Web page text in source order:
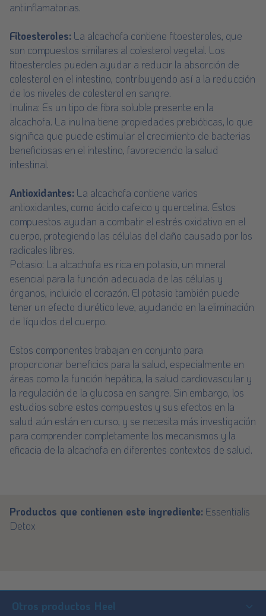
antiinflamatorias.
Fitoesteroles: La alcachofa contiene fitoesteroles, que
son compuestos similares al colesterol vegetal. Los
fitoesteroles pueden ayudar a reducir la absorción de
colesterol en el intestino, contribuyendo así a la reducción
de los niveles de colesterol en sangre.
Inulina: Es un tipo de fibra soluble presente en la
alcachofa. La inulina tiene propiedades prebióticas, lo que
significa que puede estimular el crecimiento de bacterias
beneficiosas en el intestino, favoreciendo la salud
intestinal.
Antioxidantes: La alcachofa contiene varios
antioxidantes, como ácido cafeico y quercetina. Estos
compuestos ayudan a combatir el estrés oxidativo en el
cuerpo, protegiendo las células del daño causado por los
radicales libres.
Potasio: La alcachofa es rica en potasio, un mineral
esencial para la función adecuada de las células y
órganos, incluido el corazón. El potasio también puede
tener un efecto diurético leve, ayudando en la eliminación
de líquidos del cuerpo.
Estos componentes trabajan en conjunto para
proporcionar beneficios para la salud, especialmente en
áreas como la función hepática, la salud cardiovascular y
la regulación de la glucosa en sangre. Sin embargo, los
estudios sobre estos compuestos y sus efectos en la
salud aún están en curso, y se necesita más investigación
para comprender completamente los mecanismos y la
eficacia de la alcachofa en diferentes contextos de salud.
Productos que contienen este ingrediente: Essentialis
Detox
Footer
Sitemap
Otros productos Heel